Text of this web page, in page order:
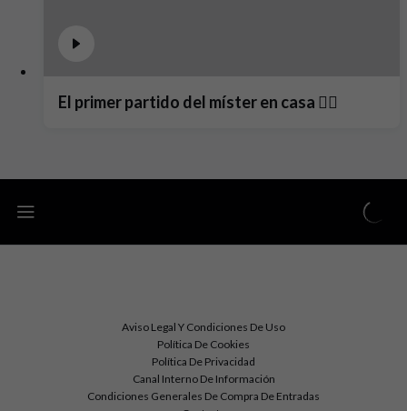
El primer partido del míster en casa ❤️‍🔥
Aviso Legal Y Condiciones De Uso
Política De Cookies
Política De Privacidad
Canal Interno De Información
Condiciones Generales De Compra De Entradas